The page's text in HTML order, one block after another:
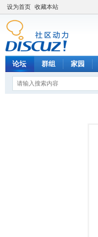
设为首页 收藏本站
论坛 群组 家园